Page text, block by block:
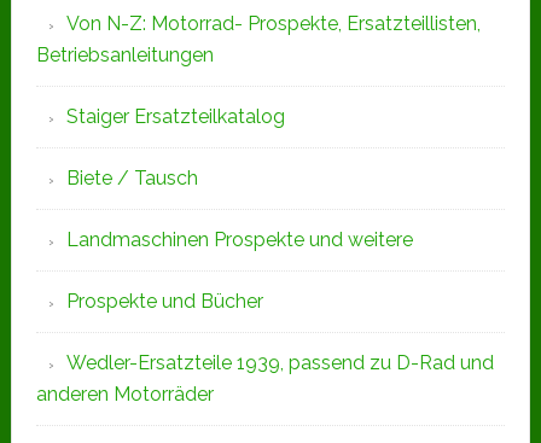
Von N-Z: Motorrad- Prospekte, Ersatzteillisten,
Betriebsanleitungen
Staiger Ersatzteilkatalog
Biete / Tausch
Landmaschinen Prospekte und weitere
Prospekte und Bücher
Wedler-Ersatzteile 1939, passend zu D-Rad und
anderen Motorräder